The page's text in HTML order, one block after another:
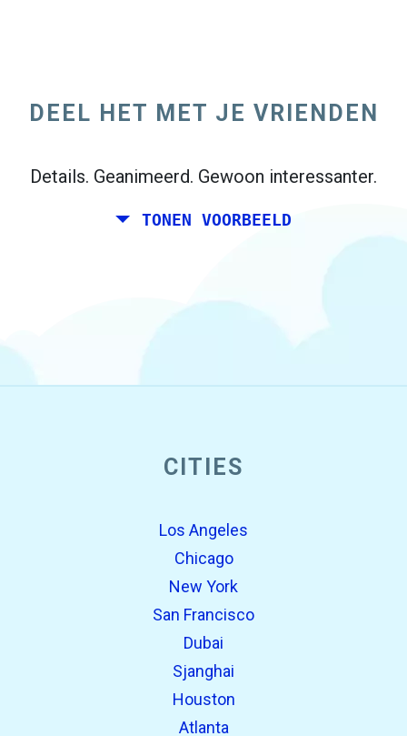
Madrid, en uw vrienden wonen in Dublin en
DEEL HET MET JE VRIENDEN
Details. Geanimeerd. Gewoon interessanter.
TONEN VOORBEELD
CITIES
Los Angeles
Chicago
New York
San Francisco
Dubai
Sjanghai
Houston
Atlanta